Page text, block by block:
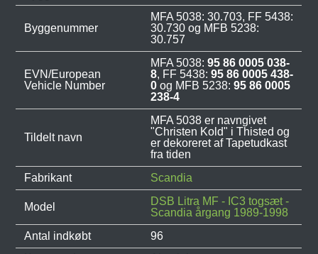
Byggenummer
MFA 5038: 30.703, FF 5438:
30.730 og MFB 5238:
30.757
EVN/European
Vehicle Number
MFA 5038:95 86 0005 038-
8, FF 5438:95 86 0005 438-
0 og MFB 5238:95 86 0005
238-4
Tildelt navn
MFA 5038 er navngivet
"Christen Kold" i Thisted og
er dekoreret af Tapetudkast
fra tiden
Fabrikant
Scandia
Model
DSB Litra MF - IC3 togsæt -
Scandia årgang 1989-1998
Antal indkøbt
96